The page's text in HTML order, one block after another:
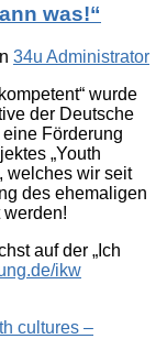
was!“
34u Administrator
wurde
der Deutsche
Förderung
„Youth
welches wir seit
des ehemaligen
auf der „Ich
ikw
cultures –